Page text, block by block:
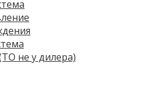
не у дилера)